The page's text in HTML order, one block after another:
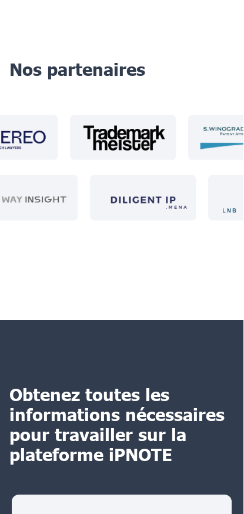
Nos partenaires
Obtenez toutes les
informations nécessaires
pour travailler sur la
plateforme iPNOTE